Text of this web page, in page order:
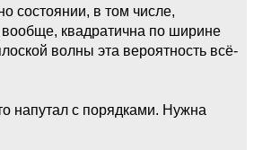
состоянии, в том числе,
квадратична по ширине
волны эта вероятность всё-
напутал с порядками. Нужна